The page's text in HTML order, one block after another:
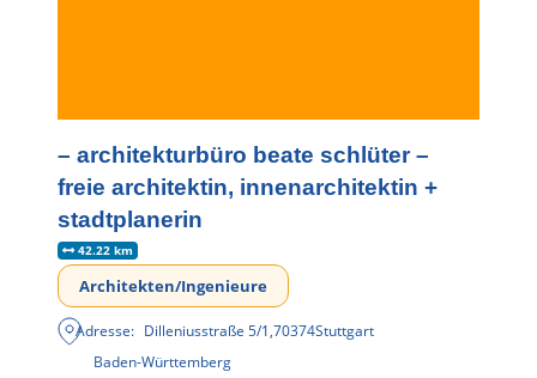
– architekturbüro beate schlüter –
freie architektin, innenarchitektin +
stadtplanerin
42.22 km
Architekten/Ingenieure
Adresse: Dilleniusstraße 5/1,70374Stuttgart
Baden-Württemberg